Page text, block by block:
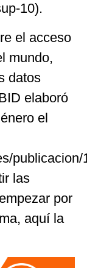
10).
el acceso
mundo,
datos
elaboró
el
publicacion/
las
por
aquí la